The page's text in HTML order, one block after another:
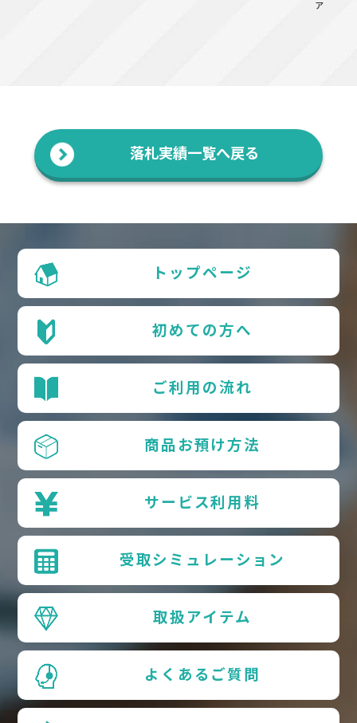
ア
落札実績一覧へ戻る
トップページ
初めての方へ
ご利用の流れ
商品お預け方法
サービス利用料
受取シミュレーション
取扱アイテム
よくあるご質問